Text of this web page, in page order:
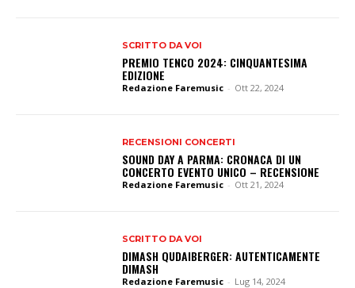
SCRITTO DA VOI
PREMIO TENCO 2024: CINQUANTESIMA
EDIZIONE
Redazione Faremusic - Ott 22, 2024
RECENSIONI CONCERTI
SOUND DAY A PARMA: CRONACA DI UN
CONCERTO EVENTO UNICO – RECENSIONE
Redazione Faremusic - Ott 21, 2024
SCRITTO DA VOI
DIMASH QUDAIBERGER: AUTENTICAMENTE
DIMASH
Redazione Faremusic - Lug 14, 2024